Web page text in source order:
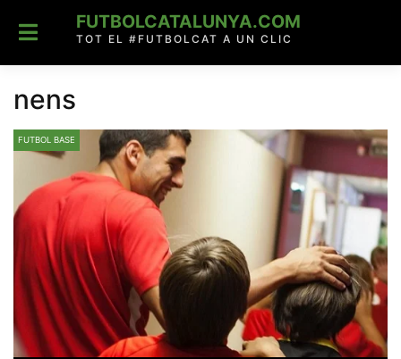
content
FUTBOLCATALUNYA.COM
TOT EL #FUTBOLCAT A UN CLIC
nens
FUTBOL BASE